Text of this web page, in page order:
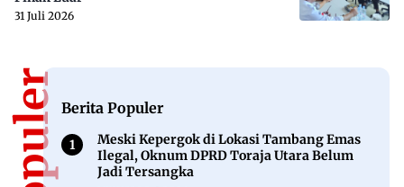
31 Juli 2026
Berita Populer
Meski Kepergok di Lokasi Tambang Emas
Ilegal, Oknum DPRD Toraja Utara Belum
Jadi Tersangka